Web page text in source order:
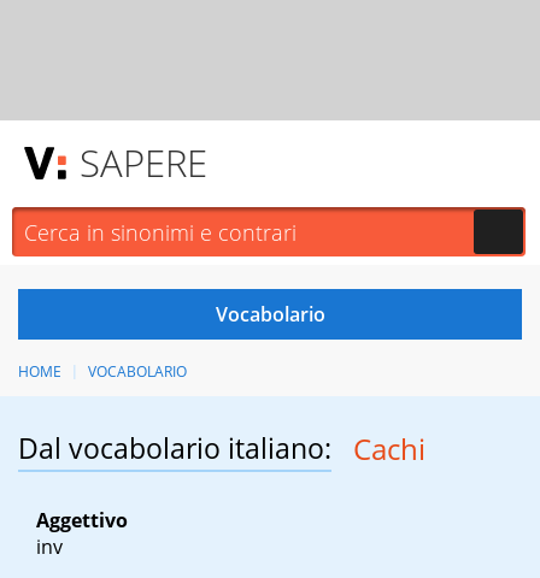
SAPERE
HOME VOCABOLARIO
Dal vocabolario italiano: Cachi
Aggettivo
inv